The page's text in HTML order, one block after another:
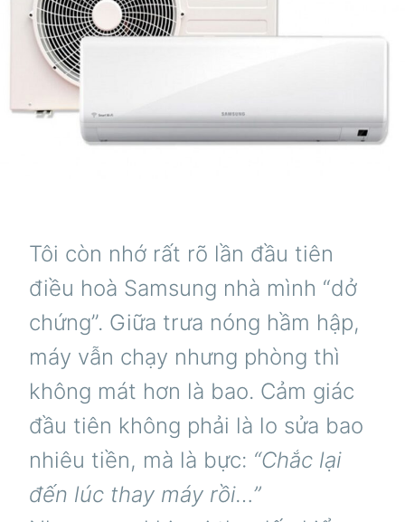
Tôi còn nhớ rất rõ lần đầu tiên
điều hoà Samsung nhà mình “dở
chứng”. Giữa trưa nóng hầm hập,
máy vẫn chạy nhưng phòng thì
không mát hơn là bao. Cảm giác
đầu tiên không phải là lo sửa bao
nhiêu tiền, mà là bực: “Chắc lại
đến lúc thay máy rồi…”